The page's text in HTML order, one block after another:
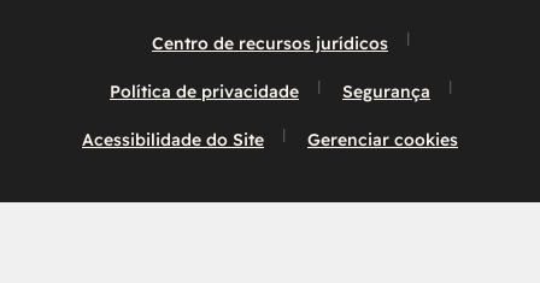
Centro de recursos jurídicos
Política de privacidade Segurança
Acessibilidade do Site Gerenciar cookies